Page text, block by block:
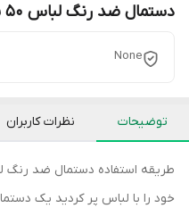
دستمال ضد رنگ لباس 50 برگی
None
توضیحات نظرات کاربران
طریقه استفاده دستمال ضد
خود را با لباس پر کردید یک